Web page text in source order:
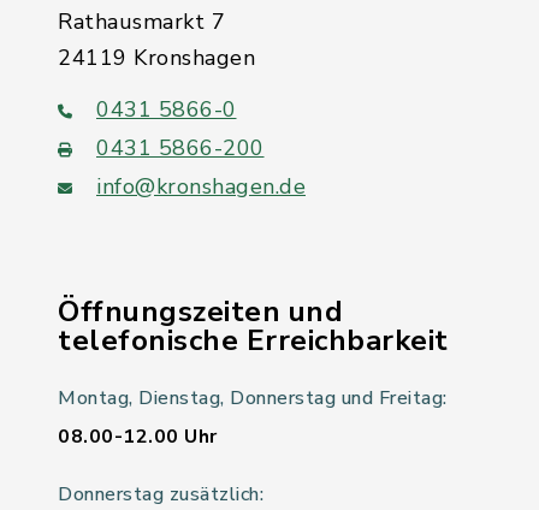
Rathausmarkt 7
24119 Kronshagen
0431 5866-0
0431 5866-200
info@kronshagen.de
Öffnungszeiten und
telefonische Erreichbarkeit
Montag, Dienstag, Donnerstag und Freitag:
08.00-12.00 Uhr
Donnerstag zusätzlich: